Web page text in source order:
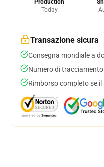
Production
Today
Transazione sicura
Consegna mondiale a
Numero di
Rimborso completo se